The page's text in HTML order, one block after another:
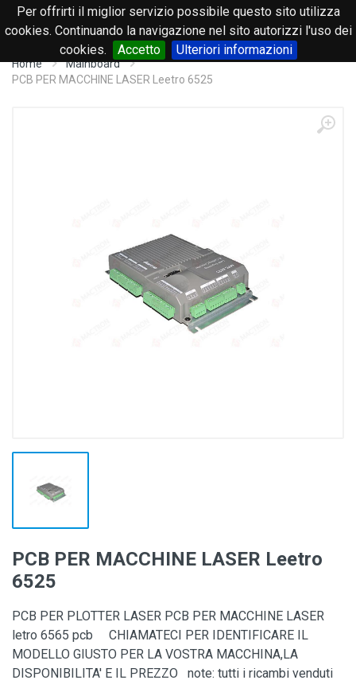
Per offrirti il miglior servizio possibile questo sito utilizza
cookies. Continuando la navigazione nel sito autorizzi l'uso dei
cookies.
Accetto Ulteriori informazioni
0
Home
Mainboard
PCB PER MACCHINE LASER Leetro 6525
PCB PER MACCHINE LASER Leetro
6525
PCB PER PLOTTER LASER PCB PER MACCHINE LASER
letro 6565 pcb CHIAMATECI PER IDENTIFICARE IL
MODELLO GIUSTO PER LA VOSTRA MACCHINA,LA
DISPONIBILITA' E IL PREZZO note: tutti i ricambi venduti